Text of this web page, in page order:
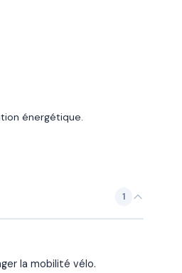
énergétique.
1
la mobilité vélo.